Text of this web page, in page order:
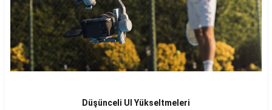
Düşünceli UI Yükseltmeleri